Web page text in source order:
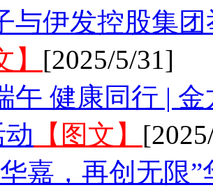
与伊发控股集
】 [2025/5/31]
午 健康同行 |
【图文】
嘉，再创无限